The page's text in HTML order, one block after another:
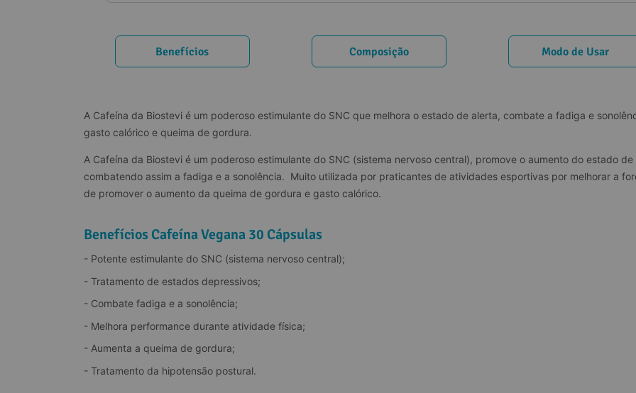
Benefícios Composição Modo de Usar
A Cafeína da Biostevi é um poderoso estimulante do SNC que melhora o estado de alerta, combate a fadiga e
gasto calórico e queima de gordura.
A Cafeína da Biostevi é um poderoso estimulante do SNC (sistema nervoso central), promove o aumento do estado
combatendo assim a fadiga e a sonolência.  Muito utilizada por praticantes de atividades esportivas por melhorar a
de promover o aumento da queima de gordura e gasto calórico.
Benefícios Cafeína Vegana 30 Cápsulas
- Potente estimulante do SNC (sistema nervoso central);
- Tratamento de estados depressivos;
- Combate fadiga e a sonolência;
- Melhora performance durante atividade física;
- Aumenta a queima de gordura;
- Tratamento da hipotensão postural.